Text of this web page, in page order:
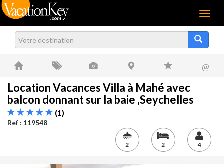
Menu
@
Location Vacances Villa à Mahé avec
balcon donnant sur la baie ,Seychelles
(1)
Ref : 119548
2 2 4